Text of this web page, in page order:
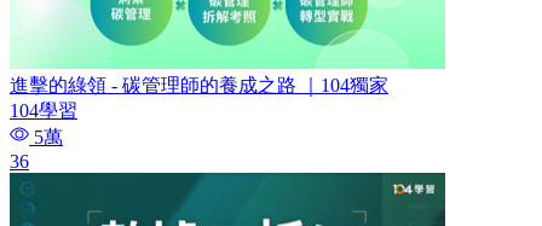
進擊的綠領 - 碳管理師的養成之路 ｜104獨家
104學習
5萬
36